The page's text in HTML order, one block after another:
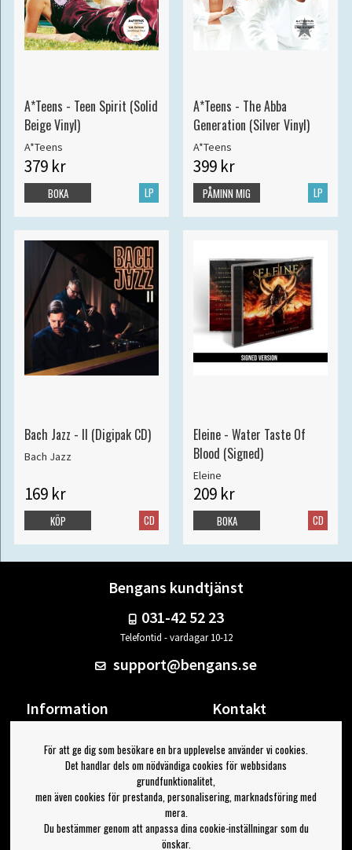
A*Teens - Teen Spirit (Solid
Beige Vinyl)
A*Teens
379 kr
LP
BOKA
A*Teens - The Abba
Generation (Silver Vinyl)
A*Teens
399 kr
LP
PÅMINN MIG
Bach Jazz - II (Digipak CD)
Bach Jazz
169 kr
CD
KÖP
Eleine - Water Taste Of
Blood (Signed)
Eleine
209 kr
CD
BOKA
Bengans kundtjänst
031-42 52 23
Telefontid - vardagar 10-12
support@bengans.se
Information
Om Bengans
FAQ / Köp- & Leveransvillkor
Kontakt
Din sida
Logga ut
Jag vill ha tips från Bengans
För att ge dig som besökare en bra upplevelse använder vi cookies.
Det handlar dels om nödvändiga cookies för webbsidans
grundfunktionalitet,
men även cookies för prestanda, personalisering, marknadsföring med
mera.
Du bestämmer genom att anpassa dina cookie-inställningar som du
önskar.